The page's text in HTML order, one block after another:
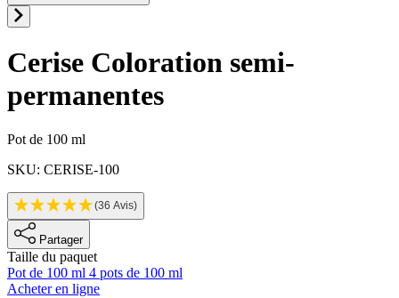
Cerise Coloration semi-
permanentes
Informations sur le produit
Pot de 100 ml
SKU: CERISE-100
(36 Avis)
Partager
Taille du paquet
Pot de 100 ml 4 pots de 100 ml
Acheter en ligne